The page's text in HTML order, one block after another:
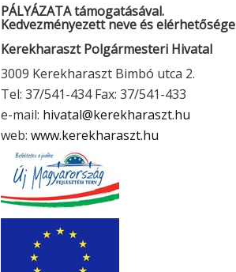
PÁLYÁZATA támogatásával.
Kedvezményezett neve és elérhetősége
Kerekharaszt Polgármesteri Hivatal
3009 Kerekharaszt Bimbó utca 2.
Tel: 37/541-434 Fax: 37/541-433
e-mail: hivatal@kerekharaszt.hu
web: www.kerekharaszt.hu